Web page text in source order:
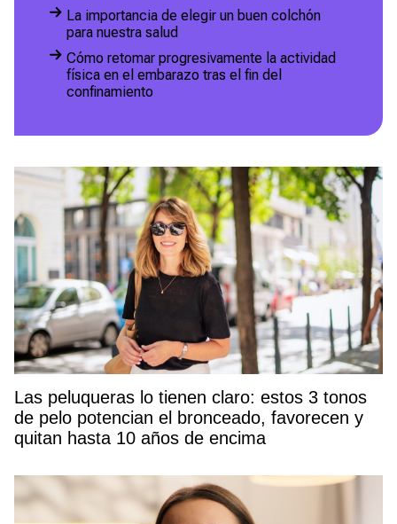
La importancia de elegir un buen colchón
para nuestra salud
Cómo retomar progresivamente la actividad
física en el embarazo tras el fin del
confinamiento
Las peluqueras lo tienen claro: estos 3 tonos
de pelo potencian el bronceado, favorecen y
quitan hasta 10 años de encima